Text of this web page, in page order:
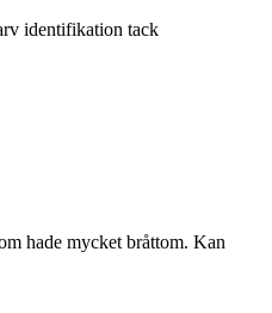
identifikation tack
hade mycket bråttom. Kan